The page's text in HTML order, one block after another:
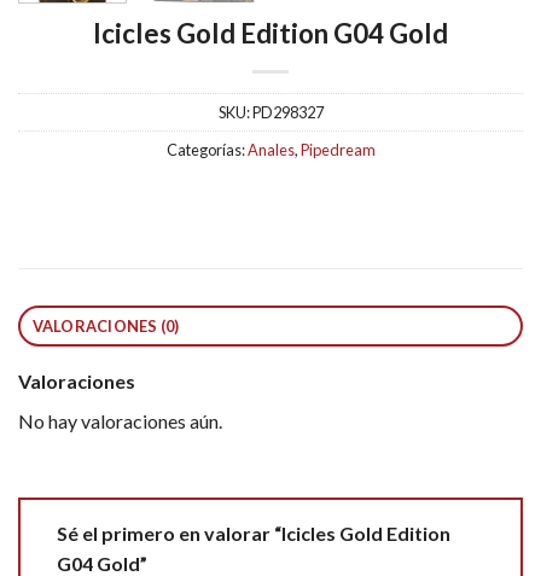
Icicles Gold Edition G04 Gold
SKU:PD298327
Categorías:Anales,Pipedream
VALORACIONES (0)
Valoraciones
No hay valoraciones aún.
Sé el primero en valorar “Icicles Gold Edition
G04 Gold”